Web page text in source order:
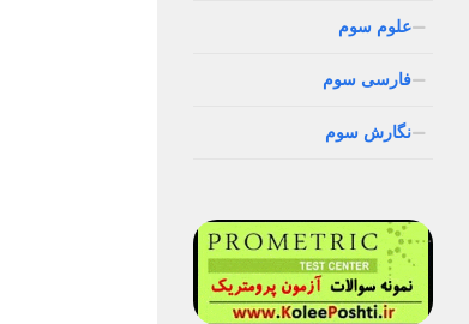
علوم سوم
فارسی سوم
نگارش سوم